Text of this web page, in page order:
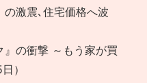
の激震､住宅価格へ波
』の衝撃 ～もう家が買
）